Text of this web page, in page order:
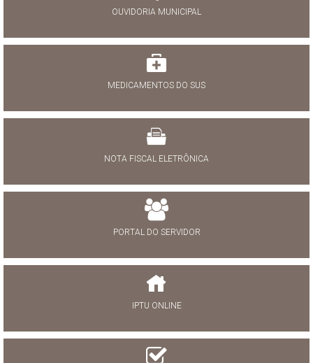
OUVIDORIA MUNICIPAL
MEDICAMENTOS DO SUS
NOTA FISCAL ELETRÔNICA
PORTAL DO SERVIDOR
IPTU ONLINE